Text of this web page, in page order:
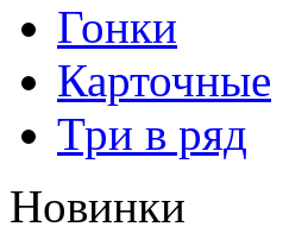
Гонки
Карточные
Три в ряд
Новинки